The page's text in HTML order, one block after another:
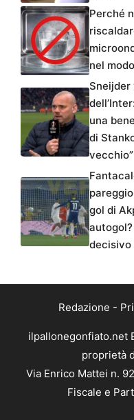
Perché
nel
una
di
vecchio”
gol di
decisivo
Redazione -
ilpallonegonfiato.net
proprietà
Via Enrico Mattei n.
Fiscale e